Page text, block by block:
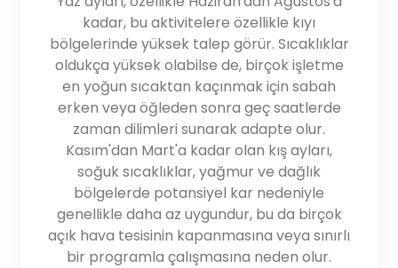
kadar, bu aktivitelere özellikle kıyı
bölgelerinde yüksek talep görür. Sıcaklıklar
oldukça yüksek olabilse de, birçok işletme
en yoğun sıcaktan kaçınmak için sabah
erken veya öğleden sonra geç saatlerde
zaman dilimleri sunarak adapte olur.
Kasım'dan Mart'a kadar olan kış ayları,
soğuk sıcaklıklar, yağmur ve dağlık
bölgelerde potansiyel kar nedeniyle
genellikle daha az uygundur, bu da birçok
açık hava tesisinin kapanmasına veya sınırlı
bir programla çalışmasına neden olur.